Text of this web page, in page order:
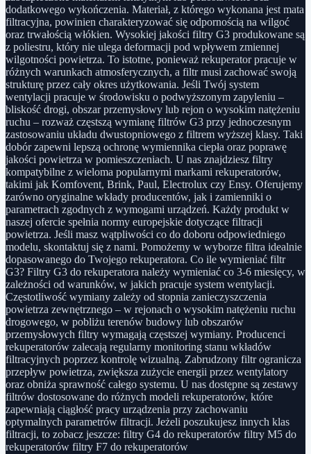
dodatkowego wykończenia. Materiał, z którego wykonana jest mata
filtracyjna, powinien charakteryzować się odpornością na wilgoć
oraz trwałością włókien. Wysokiej jakości filtry G3 produkowane są
z poliestru, który nie ulega deformacji pod wpływem zmiennej
wilgotności powietrza. To istotne, ponieważ rekuperator pracuje w
różnych warunkach atmosferycznych, a filtr musi zachować swoją
strukturę przez cały okres użytkowania. Jeśli Twój system
wentylacji pracuje w środowisku o podwyższonym zapyleniu –
bliskość drogi, obszar przemysłowy lub rejon o wysokim natężeniu
ruchu – rozważ częstszą wymianę filtrów G3 przy jednoczesnym
zastosowaniu układu dwustopniowego z filtrem wyższej klasy. Taki
dobór zapewni lepszą ochronę wymiennika ciepła oraz poprawę
jakości powietrza w pomieszczeniach. U nas znajdziesz filtry
kompatybilne z wieloma popularnymi markami rekuperatorów,
takimi jak Komfovent, Brink, Paul, Electrolux czy Ensy. Oferujemy
zarówno oryginalne wkłady producentów, jak i zamienniki o
parametrach zgodnych z wymogami urządzeń. Każdy produkt w
naszej ofercie spełnia normy europejskie dotyczące filtracji
powietrza. Jeśli masz wątpliwości co do doboru odpowiedniego
modelu, skontaktuj się z nami. Pomożemy w wyborze filtra idealnie
dopasowanego do Twojego rekuperatora. Co ile wymieniać filtr
G3? Filtry G3 do rekuperatora należy wymieniać co 3-6 miesięcy, w
zależności od warunków, w jakich pracuje system wentylacji.
Częstotliwość wymiany zależy od stopnia zanieczyszczenia
powietrza zewnętrznego – w rejonach o wysokim natężeniu ruchu
drogowego, w pobliżu terenów budowy lub obszarów
przemysłowych filtry wymagają częstszej wymiany. Producenci
rekuperatorów zalecają regularny monitoring stanu wkładów
filtracyjnych poprzez kontrolę wizualną. Zabrudzony filtr ogranicza
przepływ powietrza, zwiększa zużycie energii przez wentylatory
oraz obniża sprawność całego systemu. U nas dostępne są zestawy
filtrów dostosowane do różnych modeli rekuperatorów, które
zapewniają ciągłość pracy urządzenia przy zachowaniu
optymalnych parametrów filtracji. Jeżeli poszukujesz innych klas
filtracji, to zobacz jeszcze: filtry G4 do rekuperatorów filtry M5 do
rekuperatorów filtry F7 do rekuperatorów